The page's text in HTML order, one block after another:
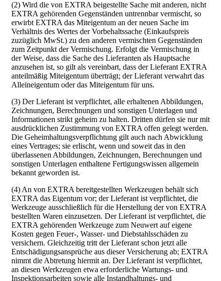
(2) Wird die von EXTRA beigestellte Sache mit anderen, nicht
EXTRA gehörenden Gegenständen untrennbar vermischt, so
erwirbt EXTRA das Miteigentum an der neuen Sache im
Verhältnis des Wertes der Vorbehaltssache (Einkaufspreis
zuzüglich MwSt.) zu den anderen vermischten Gegenständen
zum Zeitpunkt der Vermischung. Erfolgt die Vermischung in
der Weise, dass die Sache des Lieferanten als Hauptsache
anzusehen ist, so gilt als vereinbart, dass der Lieferant EXTRA
anteilmäßig Miteigentum überträgt; der Lieferant verwahrt das
Alleineigentum oder das Miteigentum für uns.
(3) Der Lieferant ist verpflichtet, alle erhaltenen Abbildungen,
Zeichnungen, Berechnungen und sonstigen Unterlagen und
Informationen strikt geheim zu halten. Dritten dürfen sie nur mit
ausdrücklichen Zustimmung von EXTRA offen gelegt werden.
Die Geheimhaltungsverpflichtung gilt auch nach Abwicklung
eines Vertrages; sie erlischt, wenn und soweit das in den
überlassenen Abbildungen, Zeichnungen, Berechnungen und
sonstigen Unterlagen enthaltene Fertigungswissen allgemein
bekannt geworden ist.
(4) An von EXTRA bereitgestellten Werkzeugen behält sich
EXTRA das Eigentum vor; der Lieferant ist verpflichtet, die
Werkzeuge ausschließlich für die Herstellung der von EXTRA
bestellten Waren einzusetzen. Der Lieferant ist verpflichtet, die
EXTRA gehörenden Werkzeuge zum Neuwert auf eigene
Kosten gegen Feuer-, Wasser- und Diebstahlsschäden zu
versichern. Gleichzeitig tritt der Lieferant schon jetzt alle
Entschädigungsansprüche aus dieser Versicherung ab; EXTRA
nimmt die Abtretung hiermit an. Der Lieferant ist verpflichtet,
an diesen Werkzeugen etwa erforderliche Wartungs- und
Inspektionsarbeiten sowie alle Instandhaltungs- und